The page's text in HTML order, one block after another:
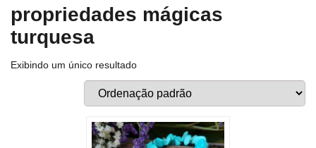
propriedades mágicas
turquesa
Exibindo um único resultado